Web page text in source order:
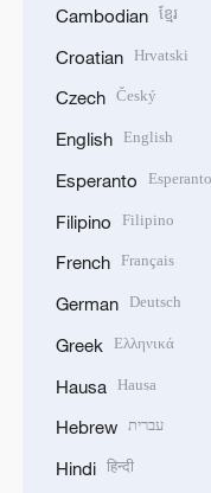
Cambodian ខ្មែរ
Croatian Hrvatski
Czech Český
English English
Esperanto Esperanto
Filipino Filipino
French Français
German Deutsch
Greek Ελληνικά
Hausa Hausa
Hebrew עברית
Hindi हिन्दी